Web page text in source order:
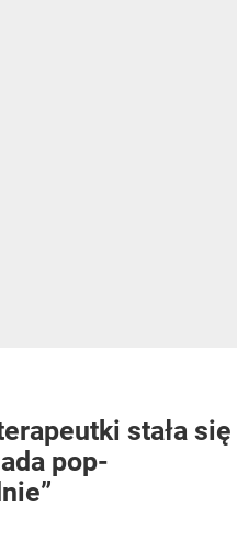
stała się
pop-